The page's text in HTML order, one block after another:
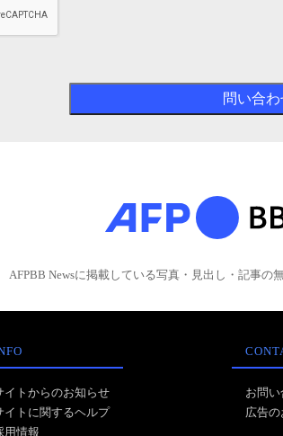
AFPBB Newsに掲載している写真・見出し・記事の
イトからのお知らせ
イトに関するヘルプ
用情報
お問
広告